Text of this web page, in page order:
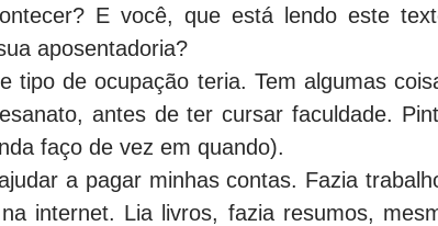
E você, que está lendo este
aposentadoria?
tipo de ocupação teria. Tem algumas
antes de ter cursar faculdade.
faço de vez em quando).
a pagar minhas contas. Fazia
internet. Lia livros, fazia resumos,